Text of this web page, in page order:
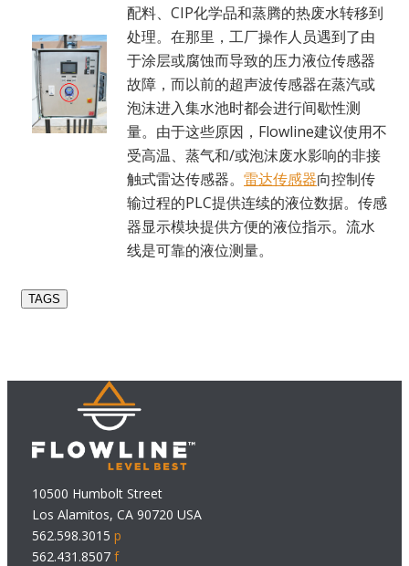
配料、CIP化学品和蒸腾的热废水转移到
处理。在那里，工厂操作人员遇到了由
于涂层或腐蚀而导致的压力液位传感器
故障，而以前的超声波传感器在蒸汽或
泡沫进入集水池时都会进行间歇性测
量。由于这些原因，Flowline建议使用不
受高温、蒸气和/或泡沫废水影响的非接
触式雷达传感器。 雷达传感器向控制传
输过程的PLC提供连续的液位数据。传感
器显示模块提供方便的液位指示。流水
线是可靠的液位测量。
TAGS
10500 Humbolt Street
Los Alamitos, CA 90720 USA
562.598.3015p
562.431.8507f